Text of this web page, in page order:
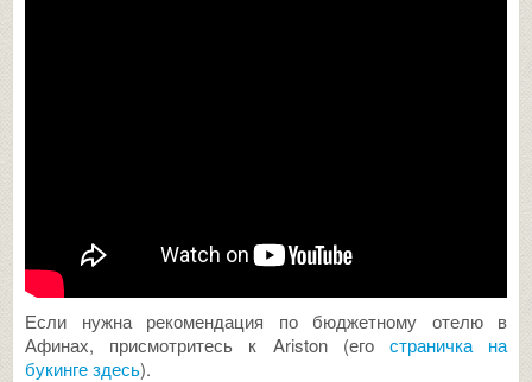
Если нужна рекомендация по бюджетному отелю в
Афинах, присмотритесь к Ariston (его страничка на
букинге здесь).